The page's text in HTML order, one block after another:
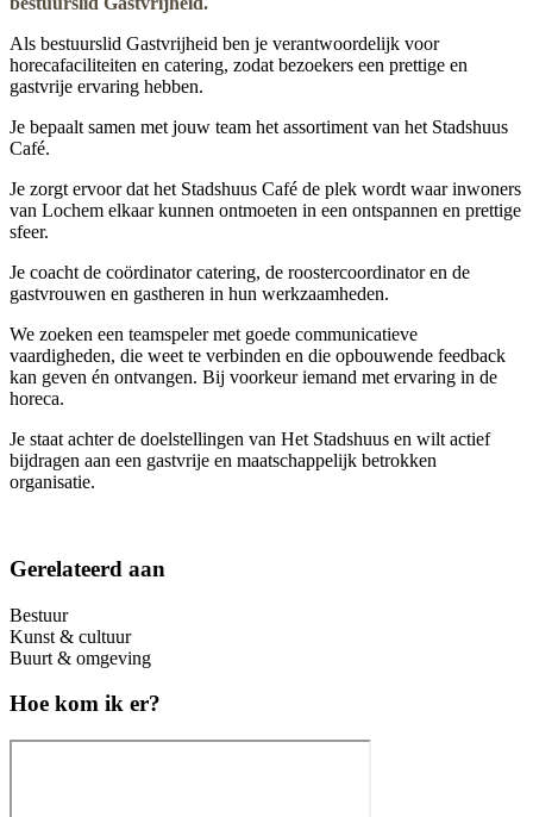
Als bestuurslid Gastvrijheid ben je verantwoordelijk voor
horecafaciliteiten en catering, zodat bezoekers een prettige en
gastvrije ervaring hebben.
Je bepaalt samen met jouw team het assortiment van het Stadshuus
Café.
Je zorgt ervoor dat het Stadshuus Café de plek wordt waar inwoners
van Lochem elkaar kunnen ontmoeten in een ontspannen en prettige
sfeer.
Je coacht de coördinator catering, de roostercoordinator en de
gastvrouwen en gastheren in hun werkzaamheden.
We zoeken een teamspeler met goede communicatieve
vaardigheden, die weet te verbinden en die opbouwende feedback
kan geven én ontvangen. Bij voorkeur iemand met ervaring in de
horeca.
Je staat achter de doelstellingen van Het Stadshuus en wilt actief
bijdragen aan een gastvrije en maatschappelijk betrokken
organisatie.
Gerelateerd aan
Bestuur
Kunst & cultuur
Buurt & omgeving
Hoe kom ik er?